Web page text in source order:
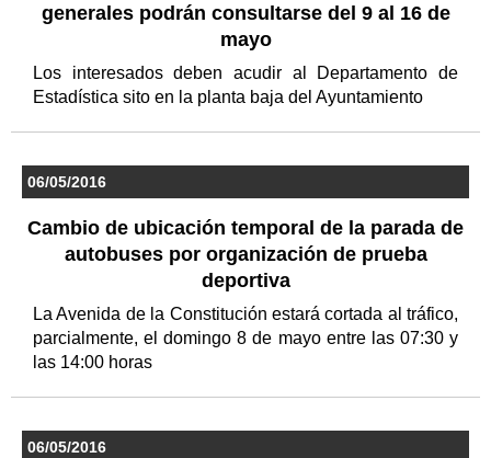
generales podrán consultarse del 9 al 16 de
mayo
Los interesados deben acudir al Departamento de
Estadística sito en la planta baja del Ayuntamiento
06/05/2016
Cambio de ubicación temporal de la parada de
autobuses por organización de prueba
deportiva
La Avenida de la Constitución estará cortada al tráfico,
parcialmente, el domingo 8 de mayo entre las 07:30 y
las 14:00 horas
06/05/2016